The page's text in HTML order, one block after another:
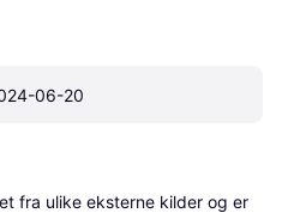
06-20
fra ulike eksterne kilder og er